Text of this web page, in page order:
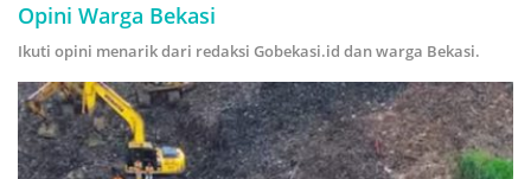
Opini Warga Bekasi
Ikuti opini menarik dari redaksi Gobekasi.id dan warga Bekasi.